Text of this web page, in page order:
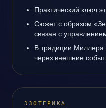
Практический ключ
Сюжет с образом
связан с
В традиции Миллера
через внешние
ЭЗОТЕРИКА